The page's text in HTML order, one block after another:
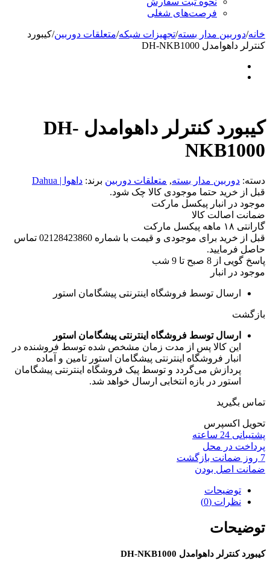
فرصت‌های شغلی
خانه/دوربین مدار بسته/تجهیزات شبکه/متعلقات دوربین/کیبورد
کنترلر داهوامدل DH-NKB1000
کیبورد کنترلر داهوامدل DH-
NKB1000
دسته: دوربین مدار بسته, متعلقات دوربین برند: داهوا | Dahua
قبل از خرید حتما موجودی کالا چک شود.
موجود در انبار پیکسل مارکت
ضمانت اصالت کالا
گارانتی ۱۸ ماهه پیکسل مارکت
قبل از خرید برای موجودی و قیمت با شماره 02128423860 تماس
حاصل فرمایید.
پاسخ گویی از 8 صبح تا 9 شب
موجود در انبار
ارسال توسط فروشگاه اینترنتی پیشگامان استور
بازگشت
ارسال توسط فروشگاه اینترنتی پیشگامان استور
این کالا پس از مدت زمان مشخص شده توسط فروشنده در
انبار فروشگاه اینترنتی پیشگامان استور تامین و آماده
پردازش می‌گردد و توسط پیک فروشگاه اینترنتی پیشگامان
استور در بازه انتخابی ارسال خواهد شد.
تماس بگیرید
تحویل اکسپرس
پشتیبانی 24 ساعته
پرداخت در محل
7 روز ضمانت بازگشت
ضمانت اصل بودن
توضیحات
نظرات (0)
توضیحات
کیبورد کنترلر داهوامدل DH-NKB1000